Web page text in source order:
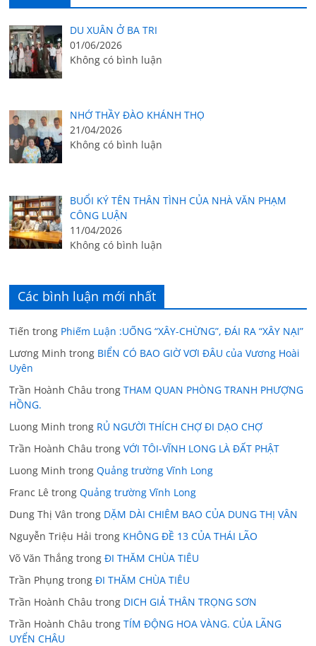
DU XUÂN Ở BA TRI
01/06/2026
Không có bình luận
NHỚ THẦY ĐÀO KHÁNH THỌ
21/04/2026
Không có bình luận
BUỔI KÝ TÊN THÂN TÌNH CỦA NHÀ VĂN PHẠM
CÔNG LUẬN
11/04/2026
Không có bình luận
Các bình luận mới nhất
Tiến trong Phiếm Luận :UỐNG “XÂY-CHỪNG”, ĐÁI RA “XÂY NẠI”
Lương Minh trong BIỂN CÓ BAO GIỜ VƠI ĐÂU của Vương Hoài
Uyên
Trần Hoành Châu trongTHAM QUAN PHÒNG TRANH PHƯỢNG
HỒNG.
Luong Minh trong RỦ NGƯỜI THÍCH CHỢ ĐI DẠO CHỢ
Trần Hoành Châu trongVỚI TÔI-VĨNH LONG LÀ ĐẤT PHẬT
Luong Minh trongQuảng trường Vĩnh Long
Franc Lê trongQuảng trường Vĩnh Long
Dung Thị Vân trong DẶM DÀI CHIÊM BAO CỦA DUNG THỊ VÂN
Nguyễn Triệu Hải trong KHÔNG ĐỀ 13 CỦA THÁI LÃO
Võ Văn Thắng trongĐI THĂM CHÙA TIÊU
Trần Phụng trongĐI THĂM CHÙA TIÊU
Trần Hoành Châu trong DICH GIẢ THÂN TRỌNG SƠN
Trần Hoành Châu trongTÍM ĐỘNG HOA VÀNG. CỦA LÃNG
UYỂN CHÂU